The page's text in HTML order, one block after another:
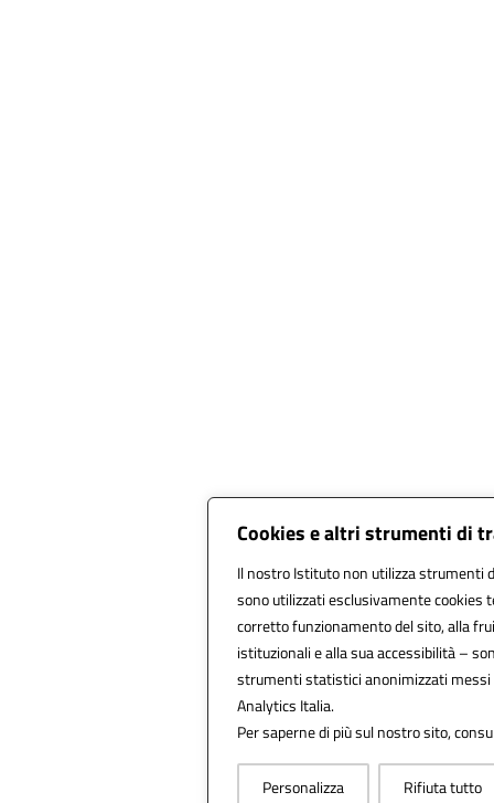
Cookies e altri strumenti di
Il nostro Istituto non utilizza strumenti
sono utilizzati esclusivamente cookies
corretto funzionamento del sito, alla
istituzionali e alla sua accessibilità –
strumenti statistici anonimizzati messi
Analytics Italia.
Per saperne di più sul nostro sito,
Personalizza Rifiuta tutto